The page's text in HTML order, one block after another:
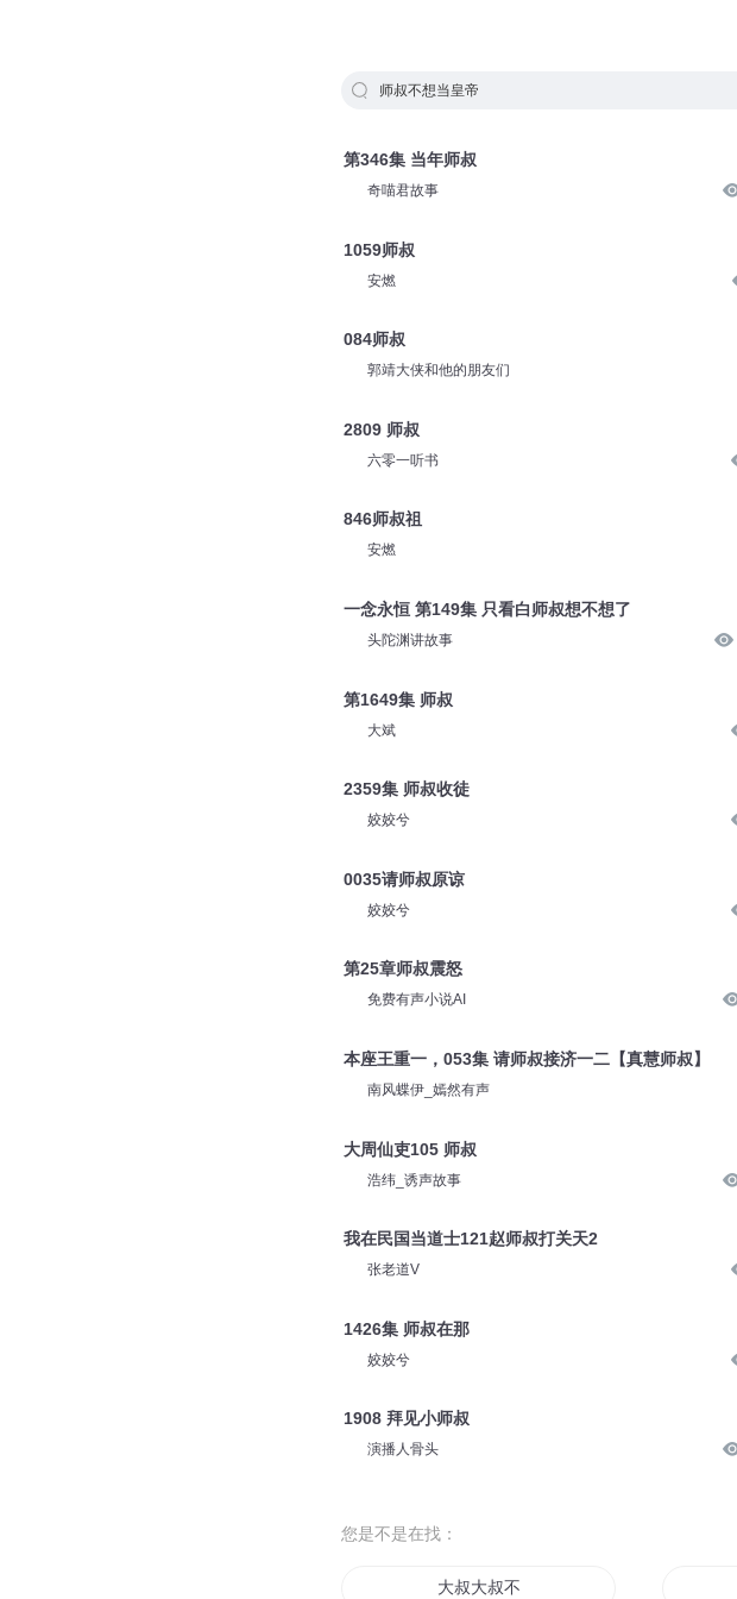
师叔不想当皇帝
第346集 当年师叔
奇喵君故事
1059师叔
安燃
084师叔
郭靖大侠和他的朋友们
2809 师叔
六零一听书
846师叔祖
安燃
一念永恒 第149集 只看白师叔想不想了
头陀渊讲故事
第1649集 师叔
大斌
2359集 师叔收徒
姣姣兮
0035请师叔原谅
姣姣兮
第25章师叔震怒
免费有声小说AI
本座王重一，053集 请师叔接济一二【真慧师叔】
南风蝶伊_嫣然有声
大周仙吏105 师叔
浩纬_诱声故事
我在民国当道士121赵师叔打关天2
张老道V
1426集 师叔在那
姣姣兮
1908 拜见小师叔
演播人骨头
您是不是在找：
大叔大叔不要不要